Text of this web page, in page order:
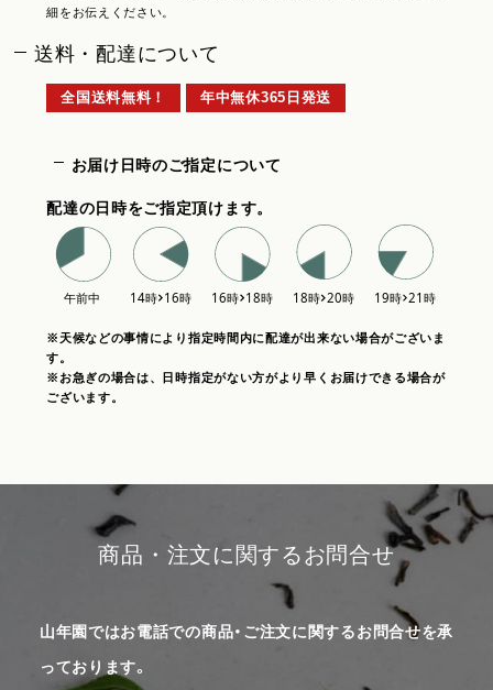
細をお伝えください。
送料・配達について
全国送料無料！ 年中無休365日発送
お届け日時のご指定について
配達の日時をご指定頂けます。
※天候などの事情により指定時間内に配達が出来ない場合がございま
す。
※お急ぎの場合は、日時指定がない方がより早くお届けできる場合が
ございます。
商品・注文に関するお問合せ
山年園ではお電話での商品・ご注文に関するお問合せを承
っております。